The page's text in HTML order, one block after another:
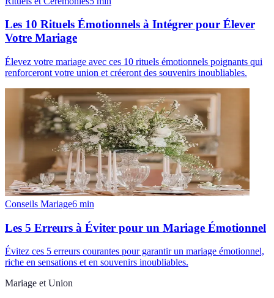
Les 10 Rituels Émotionnels à Intégrer pour Élever
Votre Mariage
Élevez votre mariage avec ces 10 rituels émotionnels poignants qui
renforceront votre union et créeront des souvenirs inoubliables.
Conseils Mariage6 min
Les 5 Erreurs à Éviter pour un Mariage Émotionnel
Évitez ces 5 erreurs courantes pour garantir un mariage émotionnel,
riche en sensations et en souvenirs inoubliables.
Mariage et Union